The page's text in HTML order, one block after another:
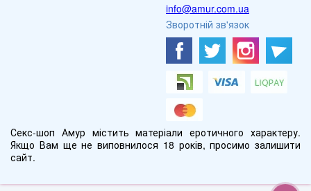
info@amur.com.ua
Зворотній зв'язок
Секс-шоп Амур містить матеріали еротичного характеру.
Якщо Вам ще не виповнилося 18 років, просимо залишити
сайт.